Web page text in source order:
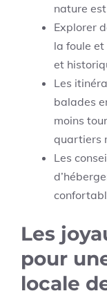
nature
Explorer
la foule
et
Les
balades
moins
quartiers
Les
Les
pour
locale